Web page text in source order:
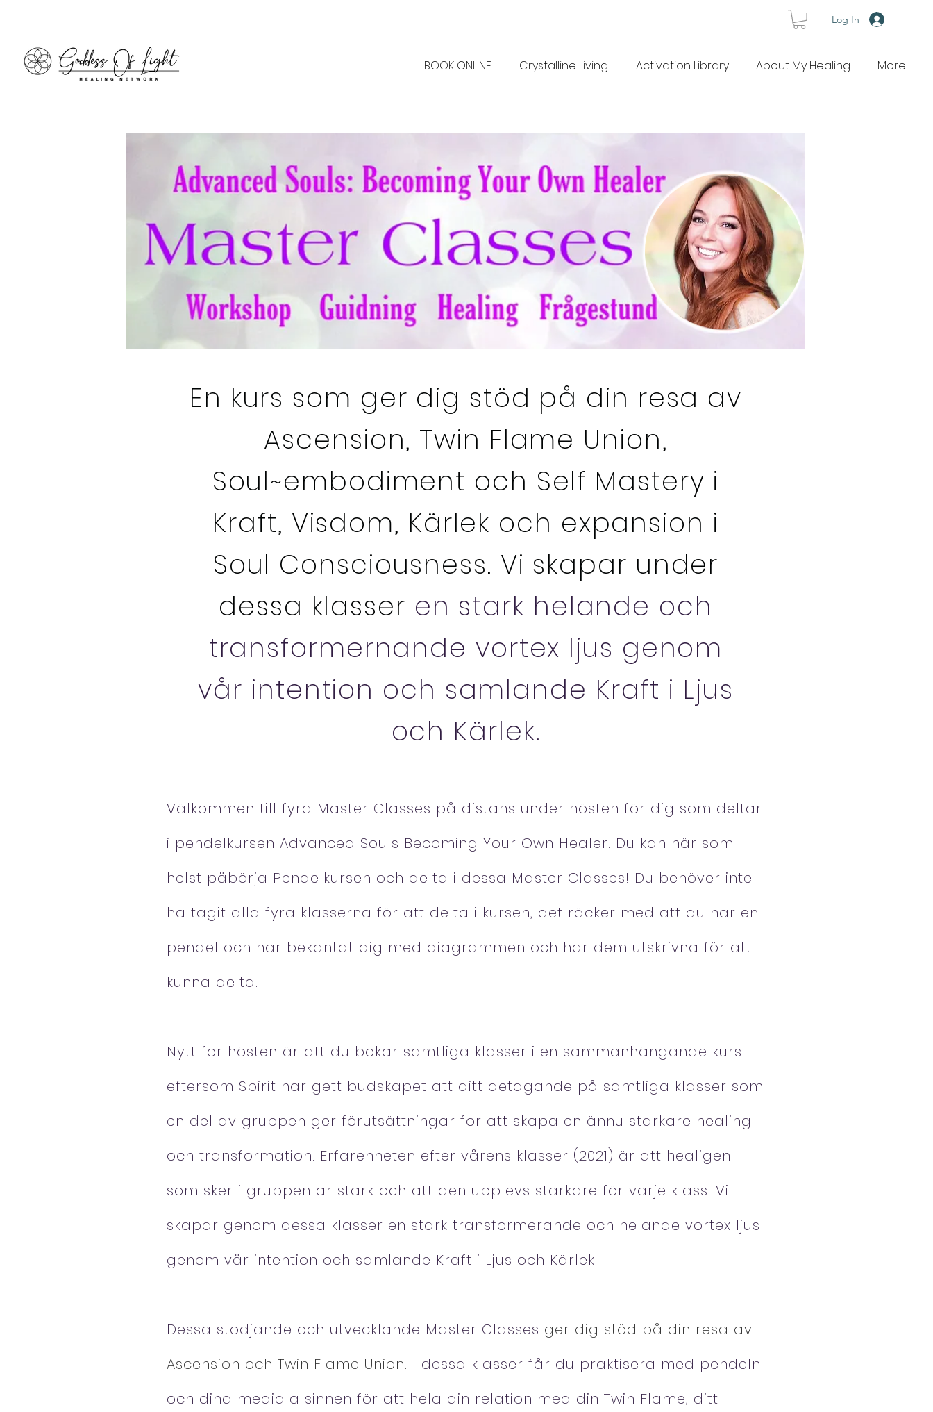
Log In
BOOK ONLINE Crystalline Living Activation Library About My Healing More
En kurs som ger dig stöd på din resa av
Ascension, Twin Flame Union,
Soul~embodiment och Self Mastery i
Kraft, Visdom, Kärlek och expansion i
Soul Consciousness. Vi skapar under
dessa klasser en stark helande och
transformernande vortex ljus genom
vår intention och samlande Kraft i Ljus
och Kärlek.
Välkommen till fyra Master Classes på distans under hösten för dig som deltar
i pendelkursen Advanced Souls Becoming Your Own Healer. Du kan när som
helst påbörja Pendelkursen och delta i dessa Master Classes! Du behöver inte
ha tagit alla fyra klasserna för att delta i kursen, det räcker med att du har en
pendel och har bekantat dig med diagrammen och har dem utskrivna för att
kunna delta.
Nytt för hösten är att du bokar samtliga klasser i en sammanhängande kurs
eftersom Spirit har gett budskapet att ditt detagande på samtliga klasser som
en del av gruppen ger förutsättningar för att skapa en ännu starkare healing
och transformation. Erfarenheten efter vårens klasser (2021) är att healigen
som sker i gruppen är stark och att den upplevs starkare för varje klass. Vi
skapar genom dessa klasser en stark transformerande och helande vortex ljus
genom vår intention och samlande Kraft i Ljus och Kärlek.
Dessa stödjande och utvecklande Master Classes ger dig stöd på din resa av
Ascension och Twin Flame Union. I dessa klasser får du praktisera med pendeln
och dina mediala sinnen för att hela din relation med din Twin Flame, ditt